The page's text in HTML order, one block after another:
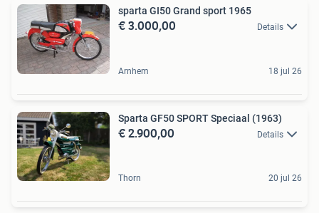
sparta GI50 Grand sport 1965
€ 3.000,00 Details
Arnhem 18 jul 26
Sparta GF50 SPORT Speciaal (1963)
€ 2.900,00 Details
Thorn 20 jul 26